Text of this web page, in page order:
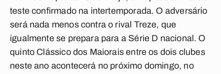
teste confirmado na intertemporada. O adversário
será nada menos contra o rival Treze, que
igualmente se prepara para a Série D nacional. O
quinto Clássico dos Maiorais entre os dois clubes
neste ano acontecerá no próximo domingo, no